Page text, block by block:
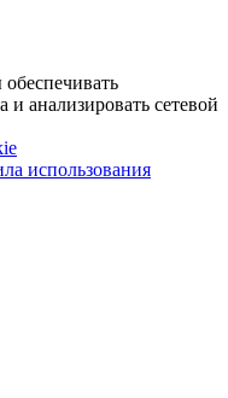
анализировать сетевой
использования